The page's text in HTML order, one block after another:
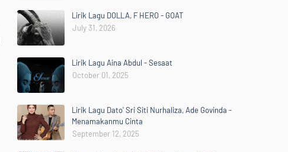
Lirik Lagu DOLLA, F HERO - GOAT
July 31, 2026
Lirik Lagu Aina Abdul - Sesaat
October 01, 2025
Lirik Lagu Dato' Sri Siti Nurhaliza, Ade Govinda -
Menamakanmu Cinta
September 12, 2025